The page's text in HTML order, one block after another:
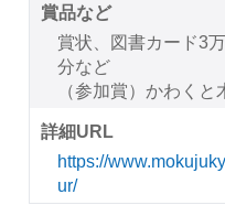
賞品など
賞状、図書カード3
分など
（参加賞）かわく
詳細URL
https://
ur/